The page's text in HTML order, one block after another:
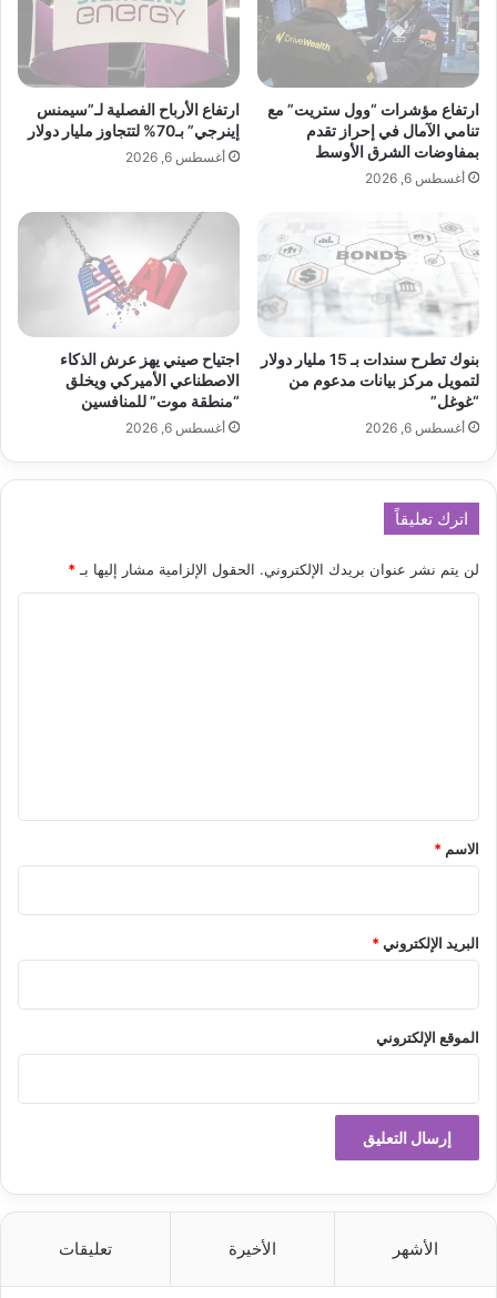
ف
ل
س
ط
ي
ن
ي
ي
ي
ا
خ
ي
م
ت
إ
ف
ت
ا
ح
ف
ر
ا
ن
ي
ف
ي
ب
ن
ارتفاع مؤشرات “وول ستريت” مع
تنامي الآمال في إحراز تقدم
بمفاوضات الشرق الأوسط
أغسطس 6, 2026
ارتفاع الأرباح الفصلية لـ”سيمنس
إينرجي” بـ70% لتتجاوز مليار دولار
أغسطس 6, 2026
بنوك تطرح سندات بـ 15 مليار دولار
لتمويل مركز بيانات مدعوم من
“غوغل”
أغسطس 6, 2026
اجتياح صيني يهز عرش الذكاء
الاصطناعي الأميركي ويخلق
“منطقة موت” للمنافسين
أغسطس 6, 2026
اترك تعليقاً
لن يتم نشر عنوان بريدك الإلكتروني. الحقول الإلزامية مشار إليها بـ *
*
الاسم *
البريد الإلكتروني*
الموقع الإلكتروني
الأشهر الأخيرة تعليقات